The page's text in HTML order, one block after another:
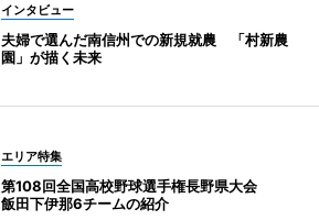
インタビュー
夫婦で選んだ南信州での新規就農 「村新農
園」が描く未来
エリア特集
第108回全国高校野球選手権長野県大会
飯田下伊那6チームの紹介